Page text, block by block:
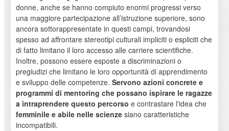
donne, anche se hanno compiuto enormi progressi verso
una maggiore partecipazione all’istruzione superiore, sono
ancora sottorappresentate in questi campi, trovandosi
spesso ad affrontare stereotipi culturali impliciti o espliciti che
di fatto limitano il loro accesso alle carriere scientifiche.
Inoltre, possono essere esposte a discriminazioni o
pregiudizi che limitano le loro opportunità di apprendimento
e sviluppo delle competenze. Servono azioni concrete e
programmi di mentoring che possano ispirare le ragazze
a intraprendere questo percorso e contrastare l'idea che
femminile e abile nelle scienze siano caratteristiche
incompatibili.